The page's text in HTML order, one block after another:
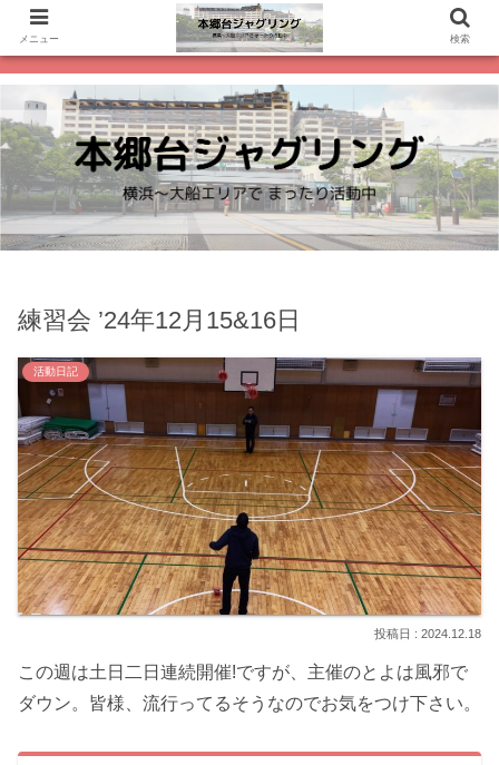
練習会 ’24年12月15&16日
活動日記
2024.12.18
この週は土日二日連続開催!ですが、主催のとよは風邪で
ダウン。皆様、流行ってるそうなのでお気をつけ下さい。
メニュー 検索